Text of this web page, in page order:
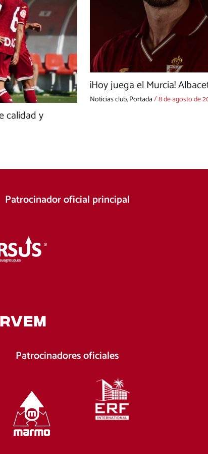
calidad y
¡Hoy juega el Murcia!
Noticias club,Portada/8 de agosto de
Patrocinador oficial principal
Patrocinadores oficiales